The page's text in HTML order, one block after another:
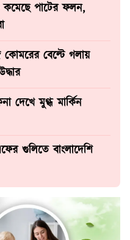
কমেছে পাটের ফলন,
কোমরের বেল্টে গলায়
দেখে মুগ্ধ মার্কিন
গুলিতে বাংলাদেশি